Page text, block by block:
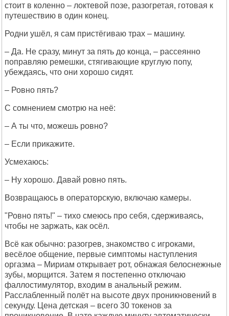
стоит в коленно – локтевой позе, разогретая, готовая к
путешествию в один конец.
Родни ушёл, я сам пристёгиваю трах – машину.
– Да. Не сразу, минут за пять до конца, – рассеянно
поправляю ремешки, стягивающие круглую попу,
убеждаясь, что они хорошо сидят.
– Ровно пять?
С сомнением смотрю на неё:
– А ты что, можешь ровно?
– Если прикажите.
Усмехаюсь:
– Ну хорошо. Давай ровно пять.
Возвращаюсь в операторскую, включаю камеры.
"Ровно пять!" – тихо смеюсь про себя, сдерживаясь,
чтобы не заржать, как осёл.
Всё как обычно: разогрев, знакомство с игроками,
весёлое общение, первые симптомы наступления
оргазма – Мириам открывает рот, обнажая белоснежные
зубы, морщится. Затем я постепенно отключаю
фаллостимулятор, входим в анальный режим.
Расслабленный полёт на высоте двух проникновений в
секунду. Цена детская – всего 30 токенов за